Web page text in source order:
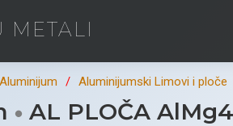
METALI
Aluminijum Aluminijumski Limovi i ploče
AL PLOČA